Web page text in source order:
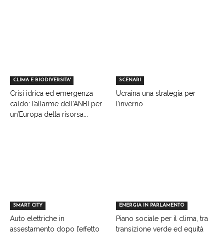
CLIMA E BIODIVERSITA'
Crisi idrica ed emergenza
caldo: l’allarme dell’ANBI per
un’Europa della risorsa...
SCENARI
Ucraina una strategia per
l’inverno
SMART CITY
Auto elettriche in
assestamento dopo l’effetto
ENERGIA IN PARLAMENTO
Piano sociale per il clima, tra
transizione verde ed equità